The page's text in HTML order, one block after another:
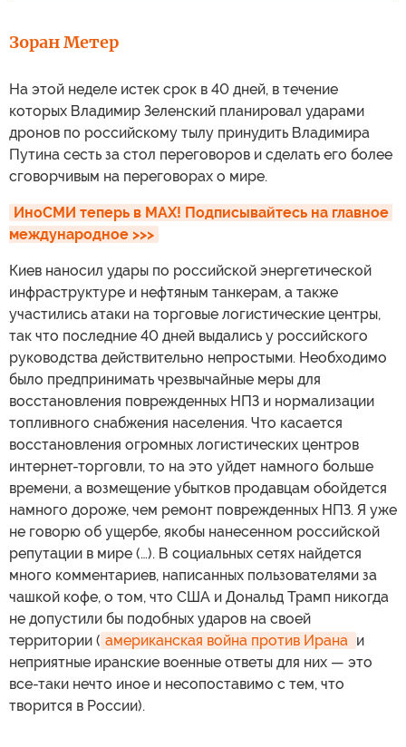
Зоран Метер
На этой неделе истек срок в 40 дней, в течение
которых Владимир Зеленский планировал ударами
дронов по российскому тылу принудить Владимира
Путина сесть за стол переговоров и сделать его более
сговорчивым на переговорах о мире.
ИноСМИ теперь в MAX! Подписывайтесь на главное
международное >>>
Киев наносил удары по российской энергетической
инфраструктуре и нефтяным танкерам, а также
участились атаки на торговые логистические центры,
так что последние 40 дней выдались у российского
руководства действительно непростыми. Необходимо
было предпринимать чрезвычайные меры для
восстановления поврежденных НПЗ и нормализации
топливного снабжения населения. Что касается
восстановления огромных логистических центров
интернет-торговли, то на это уйдет намного больше
времени, а возмещение убытков продавцам обойдется
намного дороже, чем ремонт поврежденных НПЗ. Я уже
не говорю об ущербе, якобы нанесенном российской
репутации в мире (…). В социальных сетях найдется
много комментариев, написанных пользователями за
чашкой кофе, о том, что США и Дональд Трамп никогда
не допустили бы подобных ударов на своей
территории ( американская война против Ирана и
неприятные иранские военные ответы для них — это
все-таки нечто иное и несопоставимо с тем, что
творится в России).